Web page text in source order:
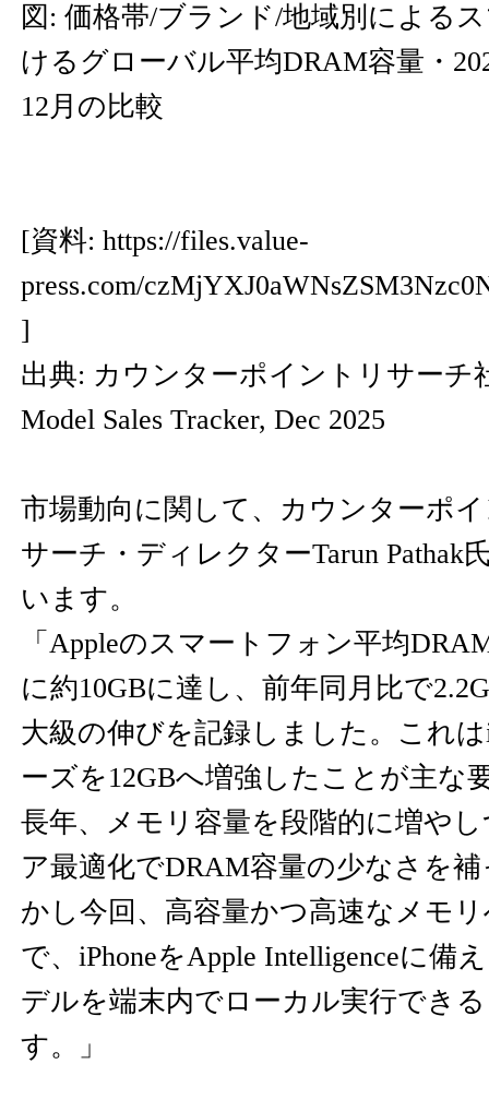
図: 価格帯/ブランド/地域別による
けるグローバル平均DRAM容量・
12月の比較
[資料: https://files.value-
press.com/
]
出典: カウンターポイントリサーチ
Model Sales Tracker, Dec 2025
市場動向に関して、カウンターポ
サーチ・ディレクターTarun Pathak
います。
「Appleのスマートフォン平均
に約10GBに達し、前年同月比で
大級の伸びを記録しました。これは
ーズを12GBへ増強したことが主な
長年、メモリ容量を段階的に増や
ア最適化でDRAM容量の少なさを
かし今回、高容量かつ高速なメモ
で、iPhoneをApple Intelligenceに備
デルを端末内でローカル実行でき
す。」